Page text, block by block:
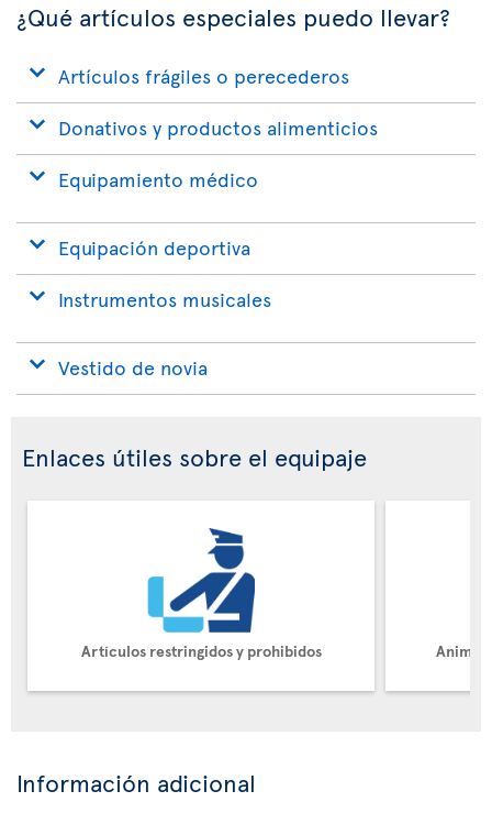
¿Qué artículos especiales puedo llevar?
Artículos frágiles o perecederos
Donativos y productos alimenticios
Equipamiento médico
Equipación deportiva
Instrumentos musicales
Vestido de novia
Enlaces útiles sobre el equipaje
Artículos restringidos y prohibidos
Información adicional